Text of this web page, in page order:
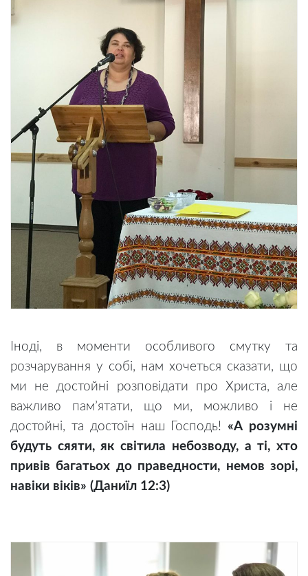
Іноді, в моменти особливого смутку та
розчарування у собі, нам хочеться сказати, що
ми не достойні розповідати про Христа, але
важливо пам’ятати, що ми, можливо і не
достойні, та достоїн наш Господь! «А розумні
будуть сяяти, як світила небозводу, а ті, хто
привів багатьох до праведности, немов зорі,
навіки віків» (Даниїл 12:3)